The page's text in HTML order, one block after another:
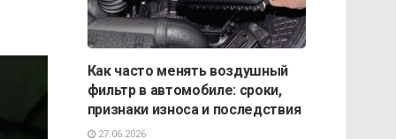
Как часто менять воздушный
фильтр в автомобиле: сроки,
признаки износа и последствия
27.06.2026